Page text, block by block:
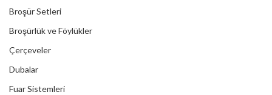
Broşür Setleri
Broşürlük ve Föylükler
Çerçeveler
Dubalar
Fuar Sistemleri